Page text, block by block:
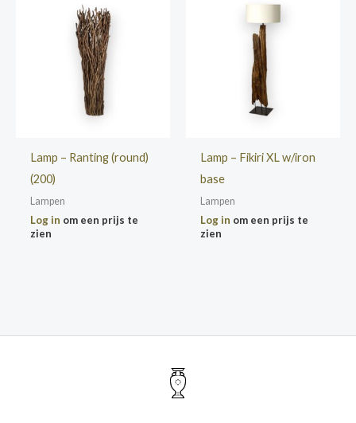
Lamp – Ranting (round)
(200)
Lampen
Log in om een prijs te
zien
Lamp – Fikiri XL w/iron
base
Lampen
Log in om een prijs te
zien